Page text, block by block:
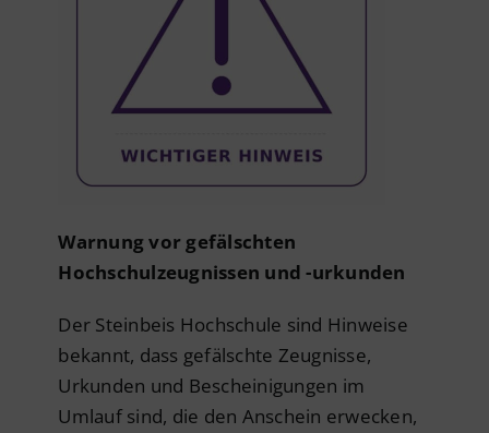
Warnung vor gefälschten
Hochschulzeugnissen und -urkunden
Der Steinbeis Hochschule sind Hinweise
bekannt, dass gefälschte Zeugnisse,
Urkunden und Bescheinigungen im
Umlauf sind, die den Anschein erwecken,